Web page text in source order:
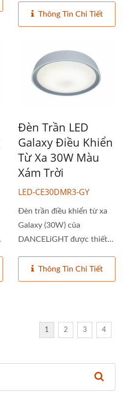
Thông Tin Chi Tiết
Đèn Trần LED
Galaxy Điều Khiển
Từ Xa 30W Màu
Xám Trời
LED-CE30DMR3-GY
Đèn trần điều khiển từ xa
Galaxy (30W) của
DANCELiGHT được thiết
Thông Tin Chi Tiết
1 2 3 4